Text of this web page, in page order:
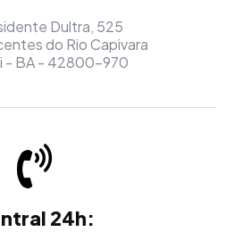
Dultra, 525
do Rio Capivara
- BA - 42800-970
24h: